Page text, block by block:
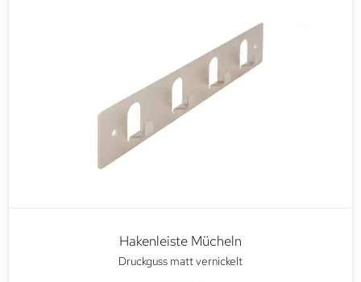
Hakenleiste Mücheln
Druckguss matt vernickelt